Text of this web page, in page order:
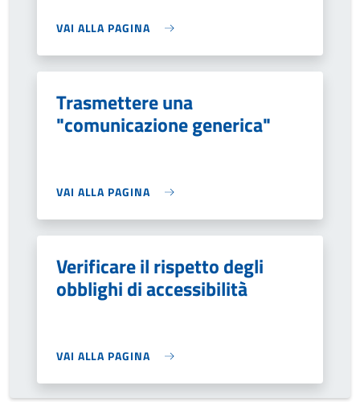
VAI ALLA PAGINA
Trasmettere una
"comunicazione generica"
VAI ALLA PAGINA
Verificare il rispetto degli
obblighi di accessibilità
VAI ALLA PAGINA